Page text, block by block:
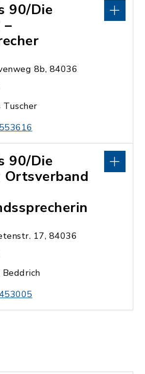
90/Die
–
8b, 84036
Tuscher
90/Die
Ortsverband
17, 84036
Beddrich